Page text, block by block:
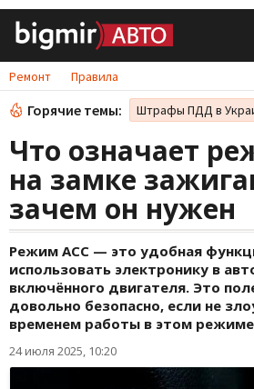
Ремонт Правила
Горячие темы: Штрафы ПДД в
Что означает
на замке
зачем он нужен
Режим ACC — это удобная
использовать электронику в
включённого двигателя. Это
довольно безопасно, если не
временем работы в этом
24 июля 2025, 10:20